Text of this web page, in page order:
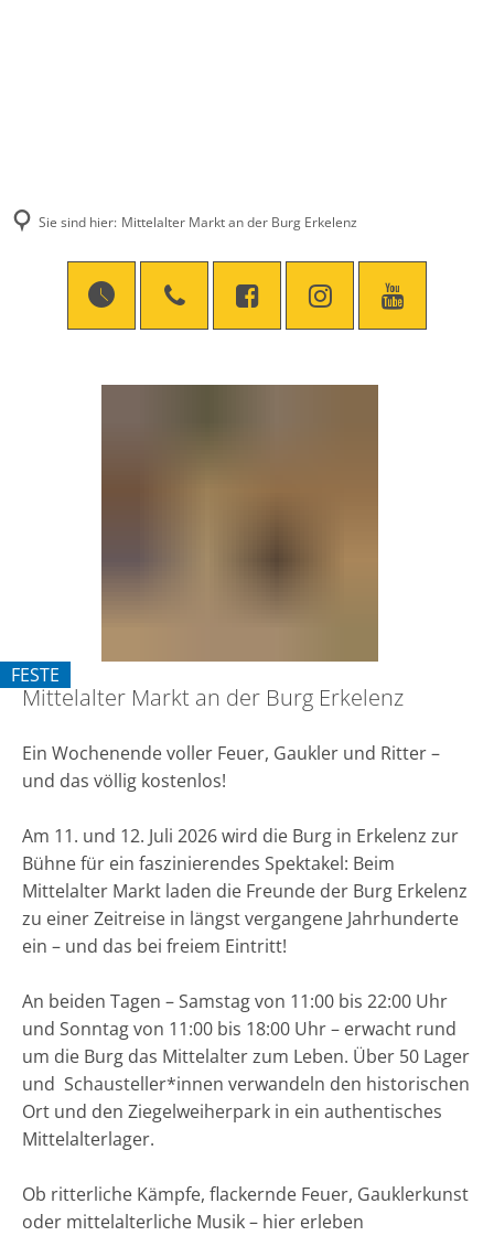
Sie sind hier: Mittelalter Markt an der Burg Erkelenz
FESTE
KATEGORIE: FESTE
Mittelalter Markt an der Burg Erkelenz
Ein Wochenende voller Feuer, Gaukler und Ritter –
und das völlig kostenlos!
Am 11. und 12. Juli 2026 wird die Burg in Erkelenz zur
Bühne für ein faszinierendes Spektakel: Beim
Mittelalter Markt laden die Freunde der Burg Erkelenz
zu einer Zeitreise in längst vergangene Jahrhunderte
ein – und das bei freiem Eintritt!
An beiden Tagen – Samstag von 11:00 bis 22:00 Uhr
und Sonntag von 11:00 bis 18:00 Uhr – erwacht rund
um die Burg das Mittelalter zum Leben. Über 50 Lager
und Schausteller*innen verwandeln den historischen
Ort und den Ziegelweiherpark in ein authentisches
Mittelalterlager.
Ob ritterliche Kämpfe, flackernde Feuer, Gauklerkunst
oder mittelalterliche Musik – hier erleben